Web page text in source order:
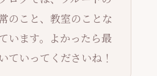
のこと、教室のことな
います。よかったら最
ていってくださいね！